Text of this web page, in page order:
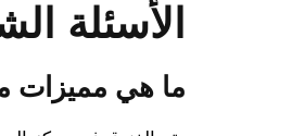
الأسئلة
ما هي مميزات